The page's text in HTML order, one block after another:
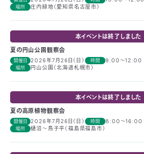
つ
い
て
図・
場所 庄内緑地（愛知県名古屋市）
本イベントは終了しました
夏の円山公園観察会
開催日 2026年7月26日（日） 時間 9:00～12:00
場所 円山公園（北海道札幌市）
本イベントは終了しました
夏の高原植物観察会
開催日 2026年7月26日（日） 時間 8:00～16:00
場所 樋沼～鳥子平（福島県福島市）